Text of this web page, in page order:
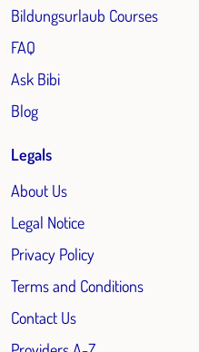
Bildungsurlaub Courses
FAQ
Ask Bibi
Blog
Legals
About Us
Legal Notice
Privacy Policy
Terms and Conditions
Contact Us